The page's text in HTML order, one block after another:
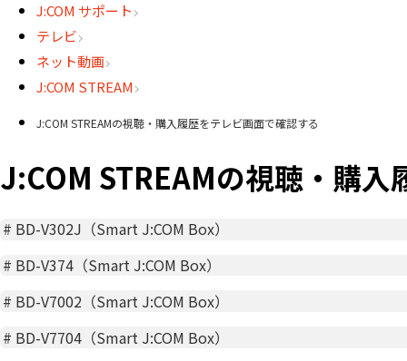
J:COM サポート
テレビ
ネット動画
J:COM STREAM
J:COM STREAMの視聴・購入履歴をテレビ画面で確認する
J:COM STREAMの視聴・購
# BD-V302J（Smart J:COM Box）
# BD-V374（Smart J:COM Box）
# BD-V7002（Smart J:COM Box）
# BD-V7704（Smart J:COM Box）